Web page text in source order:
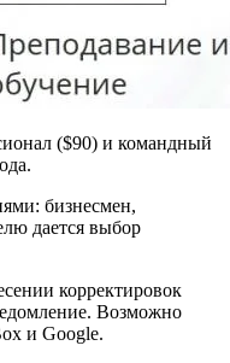
($90) и командный
бизнесмен,
дается выбор
корректировок
Возможно
и Google.